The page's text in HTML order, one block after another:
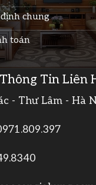
chung
toán
Thông Tin Liên
- Thư Lâm - Hà